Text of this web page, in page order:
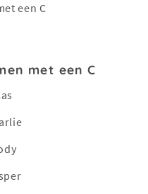
een C
met een C